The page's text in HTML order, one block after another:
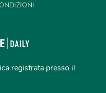
registrata presso il